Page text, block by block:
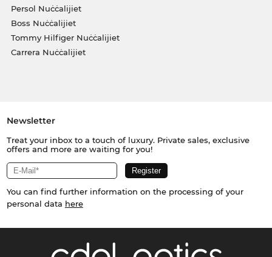
Persol Nuċċalijiet
Boss Nuċċalijiet
Tommy Hilfiger Nuċċalijiet
Carrera Nuċċalijiet
Newsletter
Treat your inbox to a touch of luxury. Private sales, exclusive
offers and more are waiting for you!
You can find further information on the processing of your
personal data here